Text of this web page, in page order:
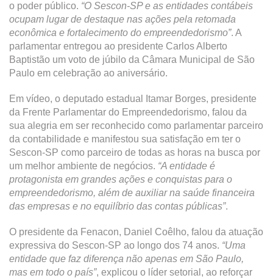
o poder público. “O Sescon-SP e as entidades contábeis
ocupam lugar de destaque nas ações pela retomada
econômica e fortalecimento do empreendedorismo”. A
parlamentar entregou ao presidente Carlos Alberto
Baptistão um voto de júbilo da Câmara Municipal de São
Paulo em celebração ao aniversário.
Em vídeo, o deputado estadual Itamar Borges, presidente
da Frente Parlamentar do Empreendedorismo, falou da
sua alegria em ser reconhecido como parlamentar parceiro
da contabilidade e manifestou sua satisfação em ter o
Sescon-SP como parceiro de todas as horas na busca por
um melhor ambiente de negócios. “A entidade é
protagonista em grandes ações e conquistas para o
empreendedorismo, além de auxiliar na saúde financeira
das empresas e no equilíbrio das contas públicas”.
O presidente da Fenacon, Daniel Coêlho, falou da atuação
expressiva do Sescon-SP ao longo dos 74 anos. “Uma
entidade que faz diferença não apenas em São Paulo,
mas em todo o país”, explicou o líder setorial, ao reforçar